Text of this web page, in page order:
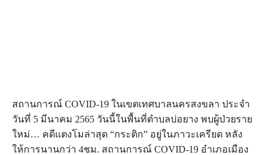
สถานการณ์ COVID-19 ในเขตเทศบาลนครสงขลา ประจำ
วันที่ 5 มีนาคม 2565 วันนี้ในพื้นที่ตำบลบ่อยาง พบผู้ป่วยราย
ใหม่… คดีแตงโมล่าสุด “กระติก” อยู่ในภาวะเครียด หลัง
ให้การนานกว่า 4ชม. สถานการณ์ COVID-19 อำเภอเมือง